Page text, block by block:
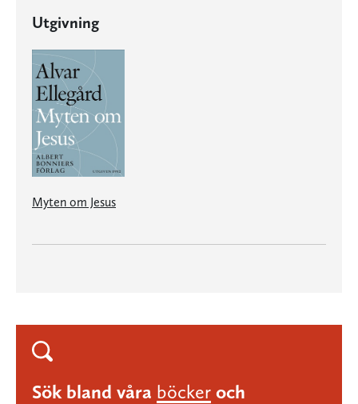
Utgivning
Myten om Jesus
Sök bland våra böcker och